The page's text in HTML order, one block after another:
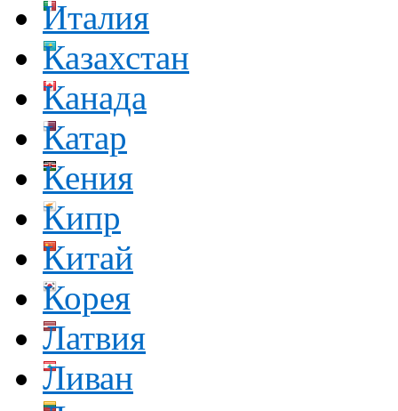
Италия
Казахстан
Канада
Катар
Кения
Кипр
Китай
Корея
Латвия
Ливан